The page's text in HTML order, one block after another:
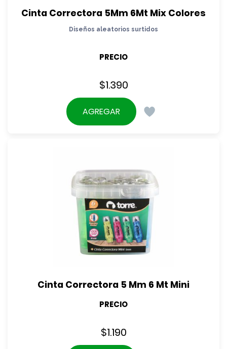
Cinta Correctora 5Mm 6Mt Mix Colores
Diseños aleatorios surtidos
PRECIO
$1.390
AGREGAR
Cinta Correctora 5 Mm 6 Mt Mini
PRECIO
$1.190